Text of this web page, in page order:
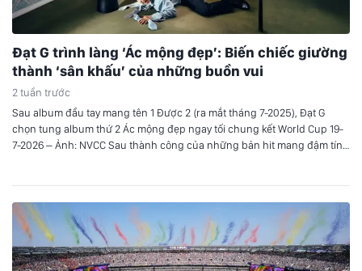
Đạt G trình làng ‘Ác mộng đẹp’: Biến chiếc giường
thành ‘sân khấu’ của những buồn vui
2 tuần trước
Sau album đầu tay mang tên 1 Được 2 (ra mắt tháng 7-2025), Đạt G
chọn tung album thứ 2 Ác mộng đẹp ngay tối chung kết World Cup 19-
7-2026 – Ảnh: NVCC Sau thành công của những bản hit mang đậm tính